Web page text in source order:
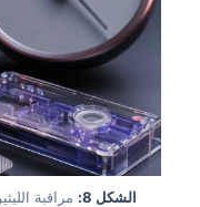
الشكل 8:
مراقبة